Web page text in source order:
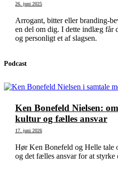
26. juni 2025
Arrogant, bitter eller branding-
en del om dig. I dette indlæg får
og personligt et af slagsen.
Podcast
Ken Bonefeld Nielsen:
kultur og fælles ansvar
17. juni 2026
Hør Ken Bonefeld og Helle tale
og det fælles ansvar for at styrke